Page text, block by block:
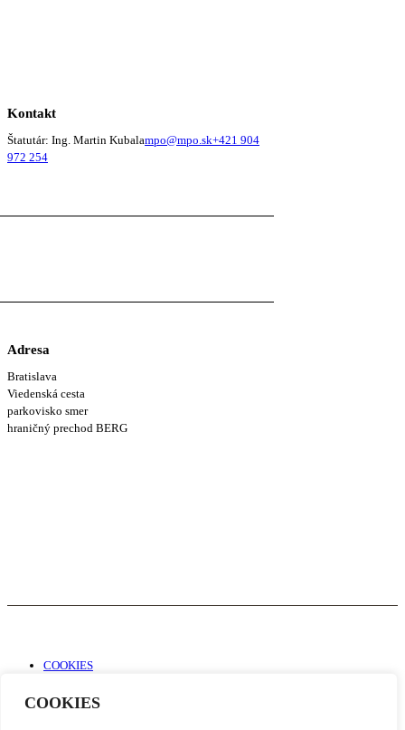
COOKIES
Kontakt
Štatutár: Ing. Martin Kubalampo@mpo.sk+421 904
972 254
Adresa
Bratislava
Viedenská cesta
parkovisko smer
hraničný prechod BERG
COOKIES